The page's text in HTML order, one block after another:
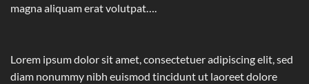
magna aliquam erat volutpat….
Lorem ipsum dolor sit amet, consectetuer adipiscing elit, sed
diam nonummy nibh euismod tincidunt ut laoreet dolore